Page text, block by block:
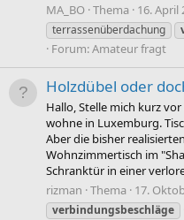
MA_BO Thema 16. April
terrassenüberdachung
Forum:Amateur fragt
Holzdübel oder
Hallo, Stelle mich kurz
wohne in Luxemburg.
Aber die bisher
Wohnzimmertisch im
Schranktür in einer
rizman Thema 17.
verbindungsbeschläge